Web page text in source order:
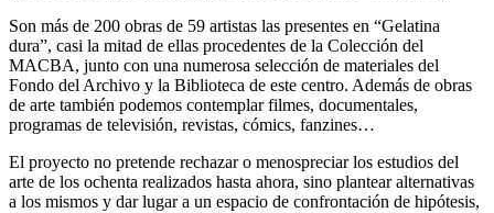
Son más de 200 obras de 59 artistas las presentes en “Gelatina
dura”, casi la mitad de ellas procedentes de la Colección del
MACBA, junto con una numerosa selección de materiales del
Fondo del Archivo y la Biblioteca de este centro. Además de obras
de arte también podemos contemplar filmes, documentales,
programas de televisión, revistas, cómics, fanzines…
El proyecto no pretende rechazar o menospreciar los estudios del
arte de los ochenta realizados hasta ahora, sino plantear alternativas
a los mismos y dar lugar a un espacio de confrontación de hipótesis,